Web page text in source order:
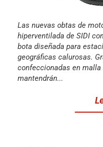
Las nuevas obtas de
hiperventilada de SIDI
bota diseñada para
geográficas calurosas.
confeccionadas en
mantendrán...